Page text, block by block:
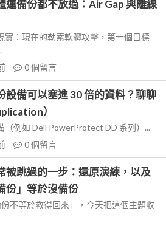
連備份都不放過：Air Gap 與離線
實：現在的勒索軟體攻擊，第一個目標
0個留言
設備可以塞進 30 倍的資料？聊聊
）
（例如 Dell PowerProtect DD 系列）...
0個留言
被跳過的一步：還原演練，以及
份」等於沒備份
不等於救得回來」，今天把這個主題收